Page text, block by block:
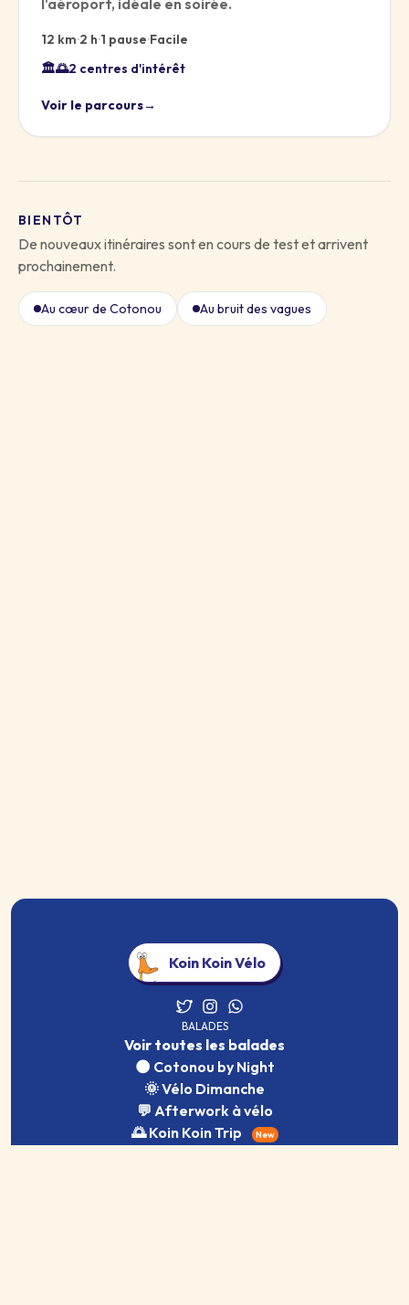
l'aéroport, idéale en soirée.
12 km·2 h·1 pause·Facile
🏛️🌅2 centres d'intérêt
Voir le parcours→
BIENTÔT
De nouveaux itinéraires sont en cours de test et arrivent
prochainement.
Au cœur de Cotonou Au bruit des vagues
Koin Koin Vélo
BALADES
Voir toutes les balades
🌑 Cotonou by Night
🌞 Vélo Dimanche
💬 Afterwork à vélo
🌅 Koin Koin Trip
New